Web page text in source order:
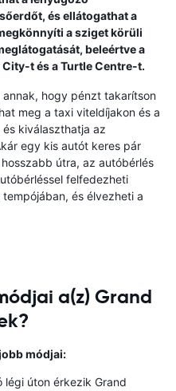
és ellátogathat a
a sziget körüli
beleértve a
t és a Turtle Centre-t.
hogy pénzt takarítson
meg a taxi viteldíjakon és a
kiválaszthatja az
egy kis autót keres pár
útra, az autóbérlés
felfedezheti
és élvezheti a
a(z) Grand
módjai:
légi úton érkezik Grand